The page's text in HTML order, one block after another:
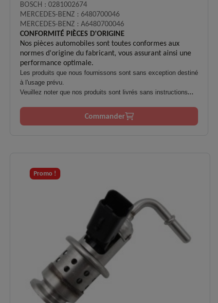
BOSCH : 0281002674
MERCEDES-BENZ : 6480700046
MERCEDES-BENZ : A6480700046
CONFORMITÉ PIÈCES D'ORIGINE
Nos pièces automobiles sont toutes conformes aux
normes d'origine du fabricant, vous assurant ainsi une
performance optimale.
Les produits que nous fournissons sont sans exception destiné
à l'usage prévu.
Veuillez noter que nos produits sont livrés sans instructions
L'installation ne doit être effectuée que par du personnel
qualifié et formé.
Commander
Promo !